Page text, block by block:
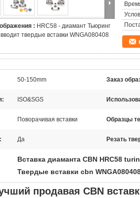
: HRC58 - диамант Тьюринг
твердые вставки WNGA080408
50-150mm Заказ
ISO&SGS
Поворачивая вставки Образцы
Да Резать
Вставка диаманта CBN HRC58
Твердые вставки cbn
продавая CBN